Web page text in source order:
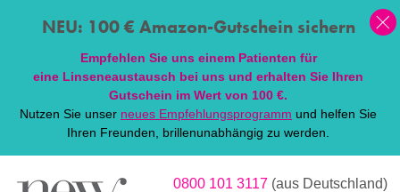
NEU: 100 € Amazon-Gutschein sichern
Empfehlen Sie uns einem Patienten für
eine Linseneaustausch bei uns und erhalten Sie Ihren
Gutschein im Wert von 100 €.
Nutzen Sie unser neues Empfehlungsprogramm und helfen Sie
Ihren Freunden, brillenunabhängig zu werden.
0800 101 3117 (aus Deutschland)